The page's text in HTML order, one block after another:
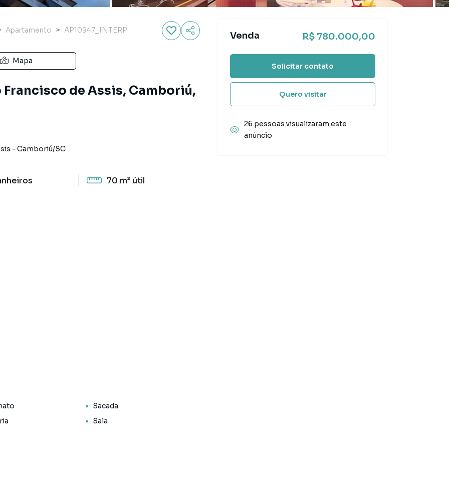
Apartamento AP10947_INTERP
Mapa
de Assis, Camboriú,
- Camboriú/SC
70 m² útil
Sacada
Sala
Venda R$ 780.000,00
Solicitar contato
Quero visitar
26 pessoas visualizaram este
anúncio